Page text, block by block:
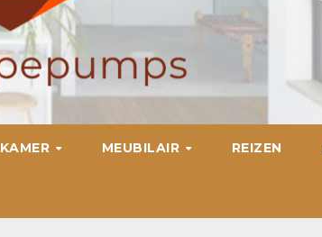
KAMER MEUBILAIR REIZEN